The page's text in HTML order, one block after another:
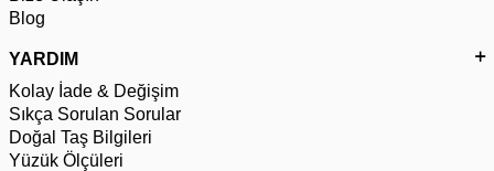
Blog
YARDIM
Kolay İade & Değişim
Sıkça Sorulan Sorular
Doğal Taş Bilgileri
Yüzük Ölçüleri